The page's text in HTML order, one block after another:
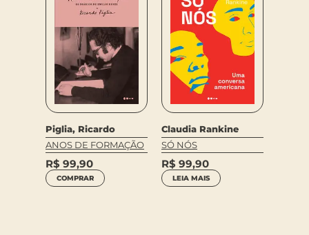
Piglia, Ricardo
ANOS DE FORMAÇÃO
R$ 99,90
COMPRAR
Claudia Rankine
SÓ NÓS
R$ 99,90
LEIA MAIS